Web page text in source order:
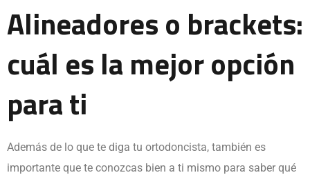
Alineadores o brackets:
cuál es la mejor opción
para ti
Además de lo que te diga tu ortodoncista, también es
importante que te conozcas bien a ti mismo para saber qué